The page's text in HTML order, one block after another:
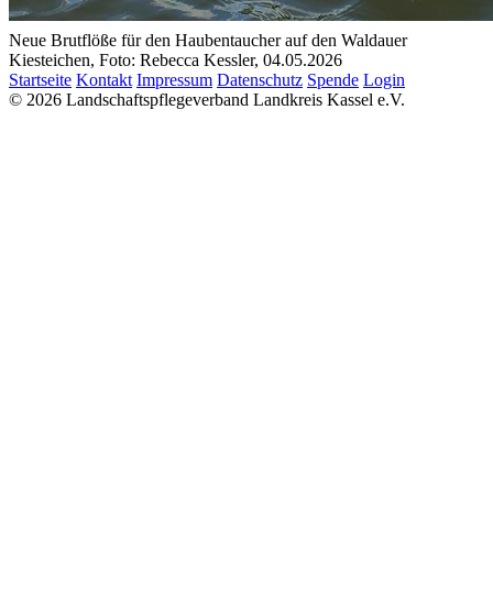
Neue Brutflöße für den Haubentaucher auf den Waldauer
Kiesteichen, Foto: Rebecca Kessler, 04.05.2026
Startseite Kontakt Impressum Datenschutz Spende Login
© 2026 Landschaftspflegeverband Landkreis Kassel e.V.